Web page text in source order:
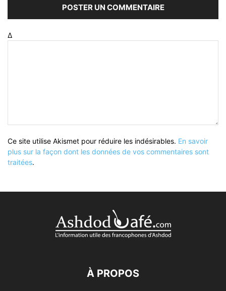
Δ
Ce site utilise Akismet pour réduire les indésirables. En savoir
plus sur la façon dont les données de vos commentaires sont
traitées.
À PROPOS